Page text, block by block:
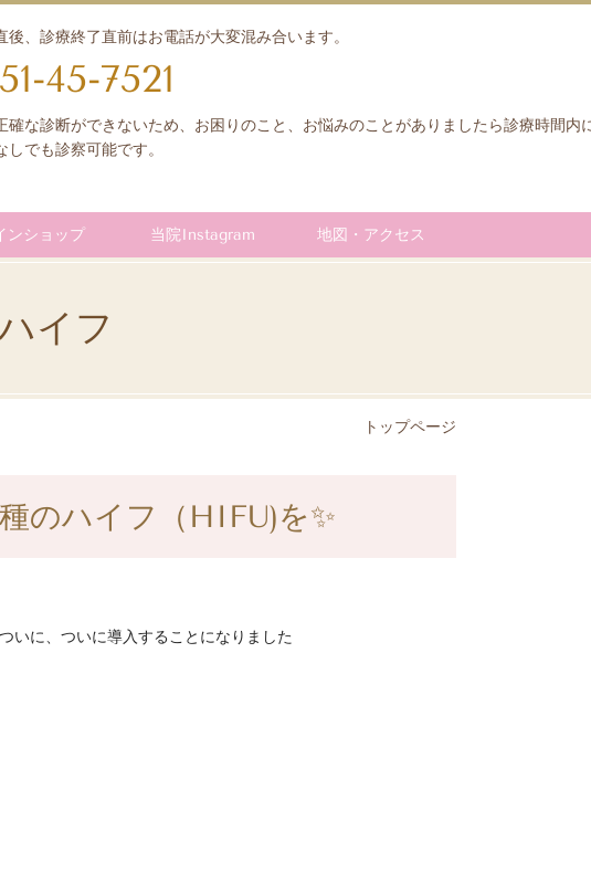
、診療終了直前はお電話が大変混み合います。
45-7521
確な診断ができないため、お困りのこと、お悩みのことがありましたら診療時間内
しでも診察可能です。
ンショップ 当院Instagram 地図・アクセス
イフ
トップページ
のハイフ（HIFU)を✨
いに、ついに導入することになりました